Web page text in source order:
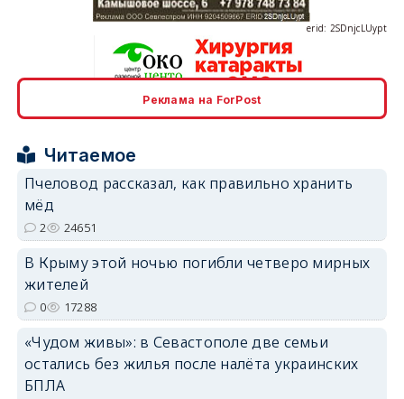
erid: 2SDnjcrDNw6
erid: 2SDnjdPjgYS
erid: 2SDnjdvhGXG
Реклама на ForPost
Читаемое
Пчеловод рассказал, как правильно хранить
мёд
2 24651
В Крыму этой ночью погибли четверо мирных
жителей
0 17288
«Чудом живы»: в Севастополе две семьи
остались без жилья после налёта украинских
БПЛА